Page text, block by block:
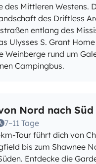
des Mittleren Westens.
des Driftless
entlang des
Ulysses S. Grant
Weinberge rund um
Campingbus.
Nord nach Süd
7–11 Tage
Tour führt dich von
bis zum Shawnee
Entdecke die